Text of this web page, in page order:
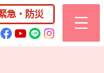
桜川市公式ホー
急・防災
桜川市公式Twitter
桜川市公式
桜川市公式
桜川市公式